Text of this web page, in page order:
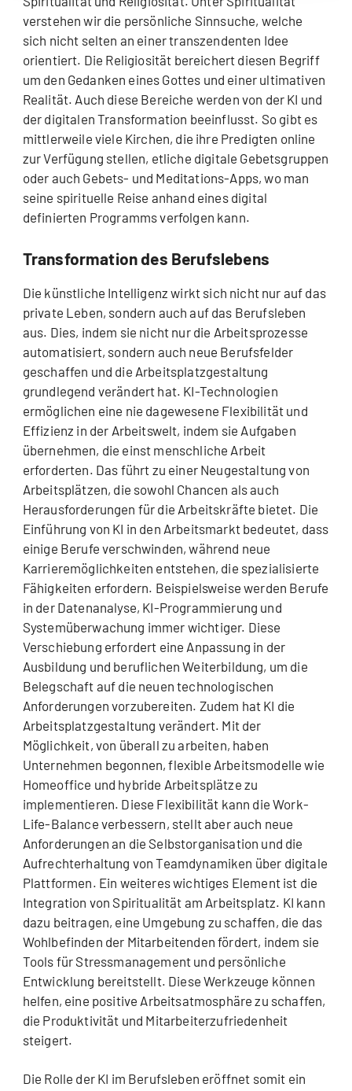
verstehen wir die persönliche Sinnsuche, welche
sich nicht selten an einer transzendenten Idee
orientiert. Die Religiosität bereichert diesen Begriff
um den Gedanken eines Gottes und einer ultimativen
Realität. Auch diese Bereiche werden von der KI und
der digitalen Transformation beeinflusst. So gibt es
mittlerweile viele Kirchen, die ihre Predigten online
zur Verfügung stellen, etliche digitale Gebetsgruppen
oder auch Gebets- und Meditations-Apps, wo man
seine spirituelle Reise anhand eines digital
definierten Programms verfolgen kann.
Transformation des Berufslebens
Die künstliche Intelligenz wirkt sich nicht nur auf das
private Leben, sondern auch auf das Berufsleben
aus. Dies, indem sie nicht nur die Arbeitsprozesse
automatisiert, sondern auch neue Berufsfelder
geschaffen und die Arbeitsplatzgestaltung
grundlegend verändert hat. KI-Technologien
ermöglichen eine nie dagewesene Flexibilität und
Effizienz in der Arbeitswelt, indem sie Aufgaben
übernehmen, die einst menschliche Arbeit
erforderten. Das führt zu einer Neugestaltung von
Arbeitsplätzen, die sowohl Chancen als auch
Herausforderungen für die Arbeitskräfte bietet. Die
Einführung von KI in den Arbeitsmarkt bedeutet, dass
einige Berufe verschwinden, während neue
Karrieremöglichkeiten entstehen, die spezialisierte
Fähigkeiten erfordern. Beispielsweise werden Berufe
in der Datenanalyse, KI-Programmierung und
Systemüberwachung immer wichtiger. Diese
Verschiebung erfordert eine Anpassung in der
Ausbildung und beruflichen Weiterbildung, um die
Belegschaft auf die neuen technologischen
Anforderungen vorzubereiten. Zudem hat KI die
Arbeitsplatzgestaltung verändert. Mit der
Möglichkeit, von überall zu arbeiten, haben
Unternehmen begonnen, flexible Arbeitsmodelle wie
Homeoffice und hybride Arbeitsplätze zu
implementieren. Diese Flexibilität kann die Work-
Life-Balance verbessern, stellt aber auch neue
Anforderungen an die Selbstorganisation und die
Aufrechterhaltung von Teamdynamiken über digitale
Plattformen. Ein weiteres wichtiges Element ist die
Integration von Spiritualität am Arbeitsplatz. KI kann
dazu beitragen, eine Umgebung zu schaffen, die das
Wohlbefinden der Mitarbeitenden fördert, indem sie
Tools für Stressmanagement und persönliche
Entwicklung bereitstellt. Diese Werkzeuge können
helfen, eine positive Arbeitsatmosphäre zu schaffen,
die Produktivität und Mitarbeiterzufriedenheit
steigert.
Die Rolle der KI im Berufsleben eröffnet somit ein